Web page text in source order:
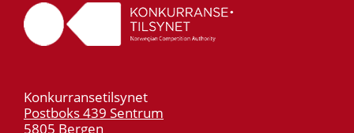
Konkurransetilsynet
Postboks 439 Sentrum
5805 Bergen